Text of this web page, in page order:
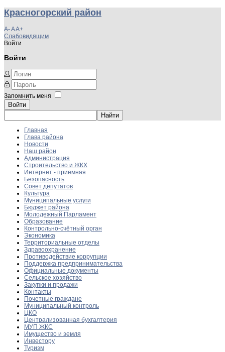
Красногорский район
A-AA+
Слабовидящим
Войти
Войти
Запомнить меня
Войти
Главная
Глава района
Новости
Наш район
Администрация
Строительство и ЖКХ
Интернет - приемная
Безопасность
Совет депутатов
Культура
Муниципальные услуги
Бюджет района
Молодежный Парламент
Образование
Контрольно-счётный орган
Экономика
Территориальные отделы
Здравоохранение
Противодействие коррупции
Поддержка предпринимательства
Официальные документы
Сельское хозяйство
Закупки и продажи
Контакты
Почетные граждане
Муниципальный контроль
ЦКО
Централизованная бухгалтерия
МУП ЖКС
Имущество и земля
Инвестору
Туризм